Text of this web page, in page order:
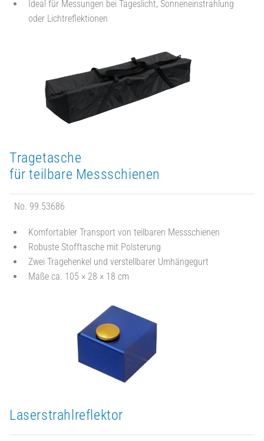
Ideal für Messungen bei Tageslicht, Sonneneinstrahlung
oder Lichtreflektionen
Tragetasche
für teilbare Messschienen
No. 99.53686
Komfortabler Transport von teilbaren Messschienen
Robuste Stofftasche mit Polsterung
Zwei Tragehenkel und verstellbarer Umhängegurt
Maße ca. 105 × 28 × 18 cm
Laserstrahlreflektor